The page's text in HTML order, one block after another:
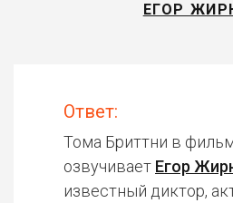
ЕГОР
Ответ:
Тома Бриттни в
озвучивает Егор
известный диктор,